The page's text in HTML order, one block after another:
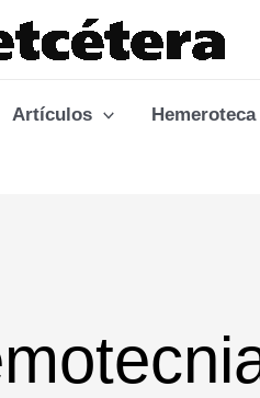
Artículos Hemeroteca